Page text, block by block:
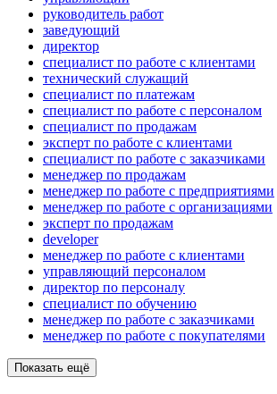
руководитель работ
заведующий
директор
специалист по работе с клиентами
технический служащий
специалист по платежам
специалист по работе с персоналом
специалист по продажам
эксперт по работе с клиентами
специалист по работе с заказчиками
менеджер по продажам
менеджер по работе с предприятиями
менеджер по работе с организациями
эксперт по продажам
developer
менеджер по работе с клиентами
управляющий персоналом
директор по персоналу
специалист по обучению
менеджер по работе с заказчиками
менеджер по работе с покупателями
Показать ещё